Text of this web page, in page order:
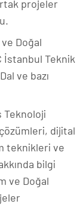
projeler
Doğal
İstanbul Teknik
ve bazı
Teknoloji
dijital
teknikleri ve
bilgi
ve Doğal